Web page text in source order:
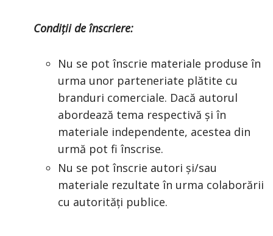
Condiții de înscriere:
Nu se pot înscrie materiale produse în
urma unor parteneriate plătite cu
branduri comerciale. Dacă autorul
abordează tema respectivă și în
materiale independente, acestea din
urmă pot fi înscrise.
Nu se pot înscrie autori și/sau
materiale rezultate în urma colaborării
cu autorități publice.